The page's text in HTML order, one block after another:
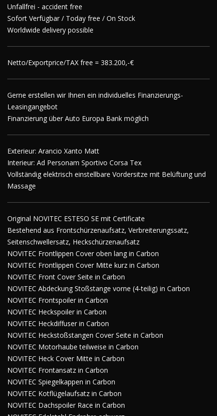
Unfallfrei - accident free
Sofort Verfügbar / Today free / On Stock
Worldwide delivery possible
Netto/Exportprice/TAX free = 383.200,-€
Gerne erstellen wir Ihnen ein individuelles Finanzierungs-
Leasingangebot
Finanzierung über Auto Europa Bank möglich
Exterieur: Arancio Xanto Matt
Interieur: Ad Personam Sportivo Corsa Tex
Vollständig elektrisch einstellbare Vordersitze mit Belüftung und
Massage
Original NOVITEC ESTESO SE mit Certificate
Bestehend aus Frontschürzenaufsatz, Verbreiterungssatz,
Seitenschwellersatz, Heckschürzenaufsatz
NOVITEC Frontlippen Cover oben lang in Carbon
NOVITEC Frontlippen Cover Mitte kurz in Carbon
NOVITEC Front Cover Seite in Carbon
NOVITEC Abdeckung Stoßstange vorne (4-teilig) in Carbon
NOVITEC Frontspoiler in Carbon
NOVITEC Heckspoiler in Carbon
NOVITEC Heckdiffuser in Carbon
NOVITEC Heckstoßstangen Cover Seite in Carbon
NOVITEC Motorhaube teilweise in Carbon
NOVITEC Heck Cover Mitte in Carbon
NOVITEC Frontansatz in Carbon
NOVITEC Spiegelkappen in Carbon
NOVITEC Kotflügelaufsatz in Carbon
NOVITEC Dachspoiler Race in Carbon